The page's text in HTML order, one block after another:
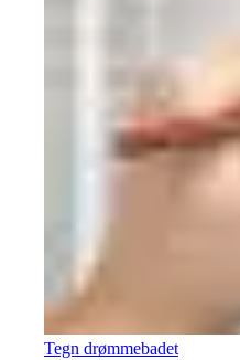
Tegn drømmebadet